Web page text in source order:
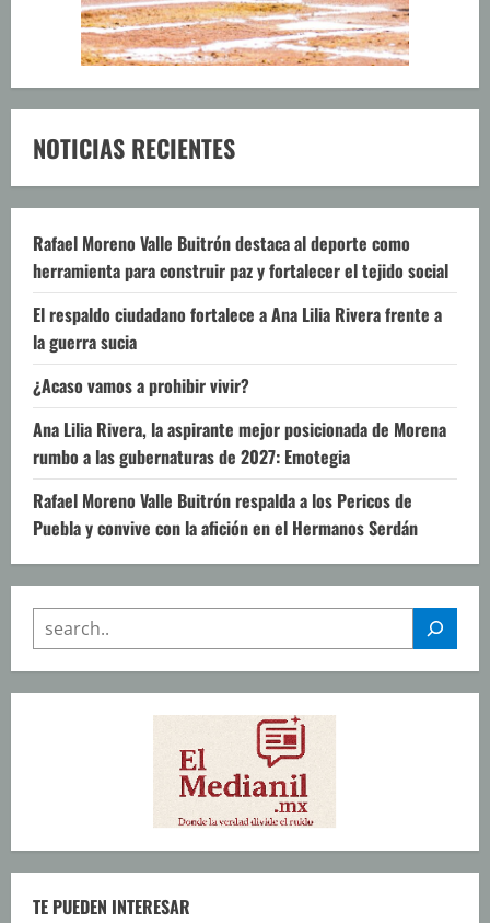
NOTICIAS RECIENTES
Rafael Moreno Valle Buitrón destaca al deporte como
herramienta para construir paz y fortalecer el tejido social
El respaldo ciudadano fortalece a Ana Lilia Rivera frente a
la guerra sucia
¿Acaso vamos a prohibir vivir?
Ana Lilia Rivera, la aspirante mejor posicionada de Morena
rumbo a las gubernaturas de 2027: Emotegia
Rafael Moreno Valle Buitrón respalda a los Pericos de
Puebla y convive con la afición en el Hermanos Serdán
SEARCH
TE PUEDEN INTERESAR